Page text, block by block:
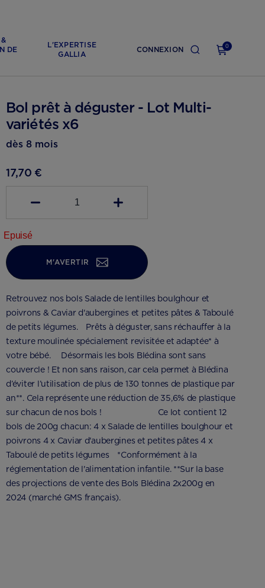
CONNEXION 0
DE
L'EXPERTISE
GALLIA
Bol prêt à déguster - Lot Multi-
variétés x6
dès 8 mois
17,70 €
1
Epuisé
M'AVERTIR
Retrouvez nos bols Salade de lentilles boulghour et
poivrons & Caviar d'aubergines et petites pâtes & Taboulé
de petits légumes. Prêts à déguster, sans réchauffer à la
texture moulinée spécialement revisitée et adaptée* à
votre bébé. Désormais les bols Blédina sont sans
couvercle ! Et non sans raison, car cela permet à Blédina
d’éviter l’utilisation de plus de 130 tonnes de plastique par
an**. Cela représente une réduction de 35,6% de plastique
sur chacun de nos bols ! ⠀⠀⠀⠀⠀⠀⠀⠀⠀ Ce lot contient 12
bols de 200g chacun: 4 x Salade de lentilles boulghour et
poivrons 4 x Caviar d'aubergines et petites pâtes 4 x
Taboulé de petits légumes *Conformément à la
réglementation de l'alimentation infantile. **Sur la base
des projections de vente des Bols Blédina 2x200g en
2024 (marché GMS français).